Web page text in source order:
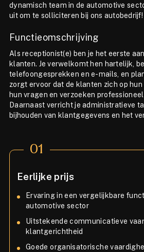
dynamisch team in de automotive
uit om te solliciteren bij ons autobedrijf!
Functieomschrijving
Als receptionist(e) ben je het eerste
klanten. Je verwelkomt hen hartelijk,
telefoongesprekken en e-mails, en
zorgt ervoor dat de klanten zich op
hun vragen en verzoeken
Daarnaast verricht je administratieve
bijhouden van klantgegevens en het
01
Eerlijke prijs
Ervaring in een vergelijkbare
automotive sector
Uitstekende communicatieve
klantgerichtheid
Goede organisatorische